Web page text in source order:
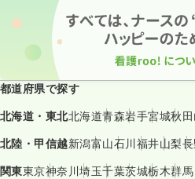
都道府県で探す
北海道・東北北海道青森岩手宮城秋田
北陸・甲信越新潟富山石川福井山梨
関東東京神奈川埼玉千葉茨城栃木群馬